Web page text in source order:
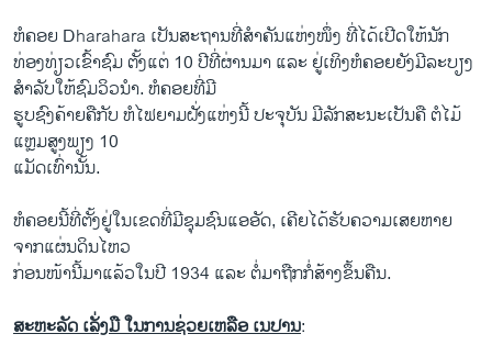
ຫໍຄອຍ Dharahara ເປັນສະຖານທີ່ສຳຄັນແຫ່ງໜຶ່ງ ທີ່ໄດ້ເປີດໃຫ້ນັກ
ທ່ອງທ່ຽວເຂົ້າຊົມ ຕັ້ງແຕ່ 10 ປີທີ່ຜ່ານມາ ແລະ ຢູ່ເທິງຫໍຄອຍຍັງມີລະບຽງ
ສຳລັບໃຫ້ຊົມວິວນຳ. ຫໍຄອຍທີ່ມີ
ຮູບຊົງຄ້າຍຄືກັບ ຫໍໄຟຍາມຝັ່ງແຫ່ງນີ້ ປະຈຸບັນ ມີລັກສະນະເປັນຄື ຕໍໄມ້
ແຫຼມສູງພຽງ 10
ແມັດເທົ່ານັ້ນ.
ຫໍຄອຍນີ້ທີ່ຕັ້ງຢູ່ໃນເຂດທີ່ມີຊຸມຊົນແອອັດ, ເຄີຍໄດ້ຮັບຄວາມເສຍຫາຍ
ຈາກແຜ່ນດິນໄຫວ
ກ່ອນໜ້ານີ້ມາແລ້ວໃນປີ 1934 ແລະ ຕໍ່ມາຖືກກໍ່ສ້າງຂຶ້ນຄືນ.
ສະຫະລັດ ເລັ່ງມື ໃນການຊ່ວຍເຫລືອ ເນປານ: